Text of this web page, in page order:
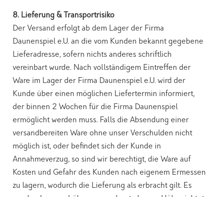
8. Lieferung & Transportrisiko
Der Versand erfolgt ab dem Lager der Firma
Daunenspiel e.U. an die vom Kunden bekannt gegebene
Lieferadresse, sofern nichts anderes schriftlich
vereinbart wurde. Nach vollständigem Eintreffen der
Ware im Lager der Firma Daunenspiel e.U. wird der
Kunde über einen möglichen Liefertermin informiert,
der binnen 2 Wochen für die Firma Daunenspiel
ermöglicht werden muss. Falls die Absendung einer
versandbereiten Ware ohne unser Verschulden nicht
möglich ist, oder befindet sich der Kunde in
Annahmeverzug, so sind wir berechtigt, die Ware auf
Kosten und Gefahr des Kunden nach eigenem Ermessen
zu lagern, wodurch die Lieferung als erbracht gilt. Es